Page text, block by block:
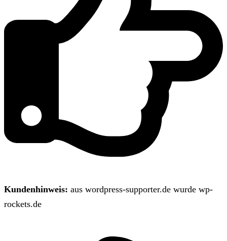
Kundenhinweis: aus wordpress-supporter.de wurde wp-
rockets.de